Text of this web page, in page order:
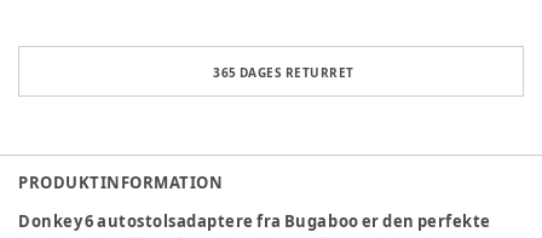
365 DAGES RETURRET
PRODUKTINFORMATION
Donkey 6 autostolsadaptere fra Bugaboo er den perfekte